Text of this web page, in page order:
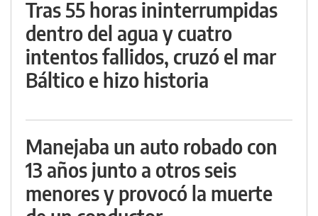
Tras 55 horas ininterrumpidas
dentro del agua y cuatro
intentos fallidos, cruzó el mar
Báltico e hizo historia
Manejaba un auto robado con
13 años junto a otros seis
menores y provocó la muerte